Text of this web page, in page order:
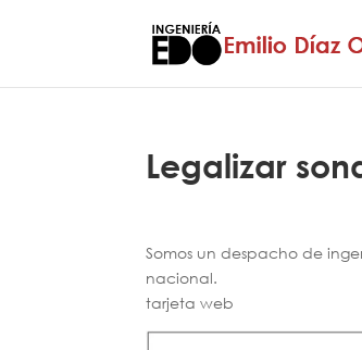
Legalizar
Somos un despacho de
nacional.
tarjeta web